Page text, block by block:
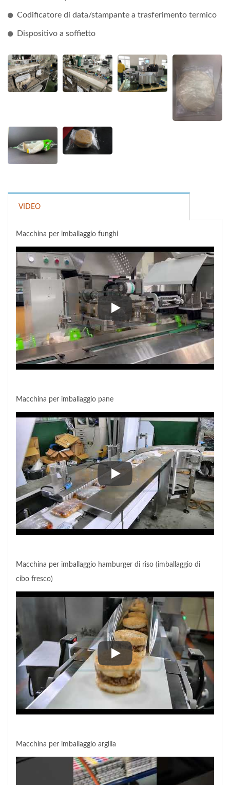
Codificatore di data/stampante a trasferimento termico
Dispositivo a soffietto
VIDEO
Macchina per imballaggio funghi
Macchina per imballaggio
Macchina per imballaggio pane
Macchina per imballaggio pane
Macchina per imballaggio hamburger di riso (imballaggio di
cibo fresco)
Macchina per imballaggio
Macchina per imballaggio argilla